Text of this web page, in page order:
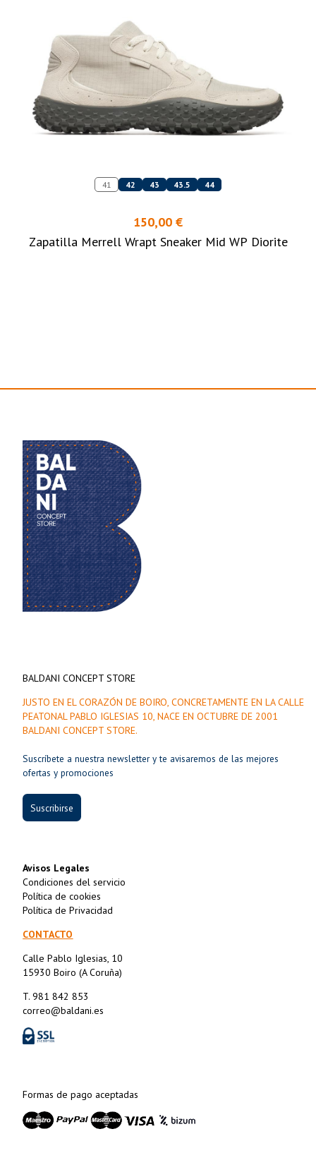
41 42 43 43.5 44
150,00 €
Zapatilla Merrell Wrapt Sneaker Mid WP Diorite
BALDANI CONCEPT STORE
JUSTO EN EL CORAZÓN DE BOIRO, CONCRETAMENTE EN LA CALLE
PEATONAL PABLO IGLESIAS 10, NACE EN OCTUBRE DE 2001
BALDANI CONCEPT STORE.
Suscríbete a nuestra newsletter y te avisaremos de las mejores
ofertas y promociones
Suscribirse
Avisos Legales
Condiciones del servicio
Política de cookies
Política de Privacidad
CONTACTO
Calle Pablo Iglesias, 10
15930 Boiro (A Coruña)
T. 981 842 853
correo@baldani.es
Formas de pago aceptadas